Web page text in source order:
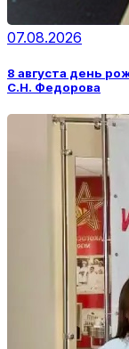
07.08.2026
8 августа день
С.Н. Федорова